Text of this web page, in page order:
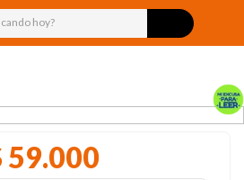
hoy?
59.000